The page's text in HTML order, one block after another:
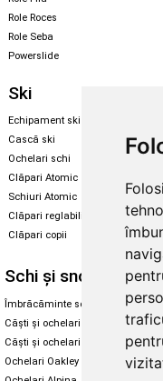
Role Roces
Role Seba
Powerslide
Ski
Echipament ski
Cască ski
Ochelari schi
Clăpari Atomic
Schiuri Atomic
Clăpari reglabili
Clăpari copii
Schi și snowboard
Îmbrăcăminte schi și snowboard
Căști și ochelari de iarnă
Căști și ochelari Alpina
Ochelari Oakley